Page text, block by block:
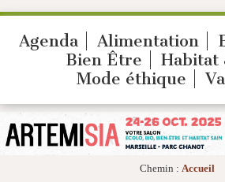
Agenda Alimentation
Bien Être
Habitat
Mode éthique
Chemin : Accueil